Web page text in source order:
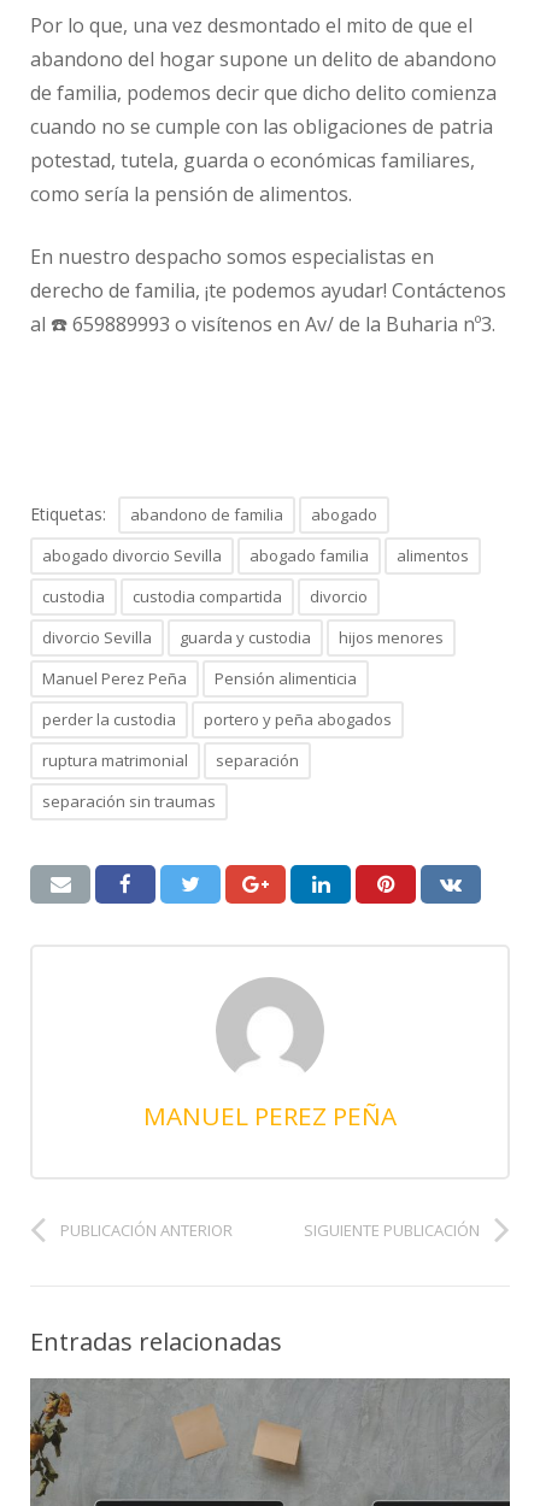
Por lo que, una vez desmontado el mito de que el
abandono del hogar supone un delito de abandono
de familia, podemos decir que dicho delito comienza
cuando no se cumple con las obligaciones de patria
potestad, tutela, guarda o económicas familiares,
como sería la pensión de alimentos.
En nuestro despacho somos especialistas en
derecho de familia, ¡te podemos ayudar! Contáctenos
al ☎️ 659889993 o visítenos en Av/ de la Buharia nº3.
Etiquetas: abandono de familia
abogado
abogado divorcio Sevilla
abogado familia
alimentos
custodia
custodia compartida
divorcio
divorcio Sevilla
guarda y custodia
hijos menores
Manuel Perez Peña
Pensión alimenticia
perder la custodia
portero y peña abogados
ruptura matrimonial
separación
separación sin traumas
MANUEL PEREZ PEÑA
PUBLICACIÓN ANTERIOR SIGUIENTE PUBLICACIÓN
Entradas relacionadas